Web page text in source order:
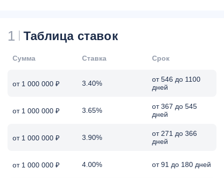
1 Таблица ставок
Сумма Ставка Срок
от 1 000 000 ₽ 3.40%
от 546 до 1100
дней
от 1 000 000 ₽ 3.65%
от 367 до 545
дней
от 1 000 000 ₽ 3.90%
от 271 до 366
дней
от 1 000 000 ₽ 4.00% от 91 до 180 дней